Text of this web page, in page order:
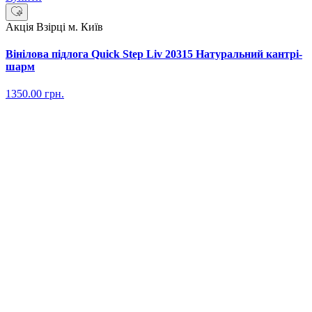
Акція Взірці м. Київ
Вінілова підлога Quick Step Liv 20315 Натуральний кантрі-
шарм
1350.00 грн.